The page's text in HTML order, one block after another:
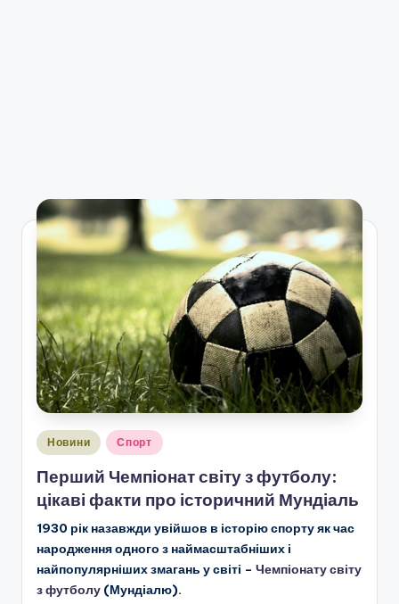
Опубліковано
Новини Спорт
Перший Чемпіонат світу з футболу:
цікаві факти про історичний Мундіаль
1930 рік назавжди увійшов в історію спорту як час
народження одного з наймасштабніших і
найпопулярніших змагань у світі – Чемпіонату світу
з футболу (Мундіалю).